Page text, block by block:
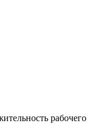
рабочего